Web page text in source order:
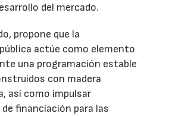
del mercado.
propone que la
actúe como elemento
una programación estable
con madera
así como impulsar
financiación para las